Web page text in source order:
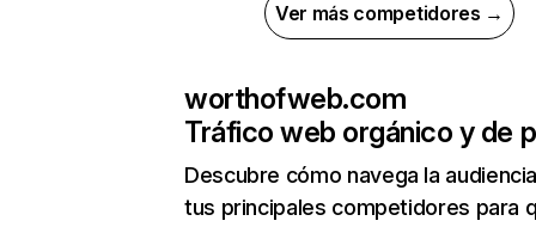
Ver más competidores →
worthofweb.com
Tráfico web orgánico y de
Descubre cómo navega la
tus principales competidores para